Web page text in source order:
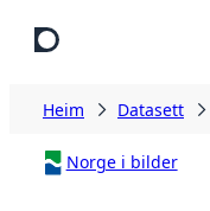
Heim Datasett
Norge i bilder